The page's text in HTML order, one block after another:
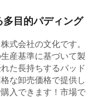
多目的パディング
式会社の文化です。
産基準に基づいて製
た長持ちするパッド
な卸売価格で提供し
入できます！市場で